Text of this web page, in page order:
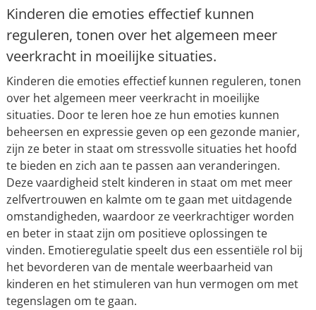
Kinderen die emoties effectief kunnen
reguleren, tonen over het algemeen meer
veerkracht in moeilijke situaties.
Kinderen die emoties effectief kunnen reguleren, tonen
over het algemeen meer veerkracht in moeilijke
situaties. Door te leren hoe ze hun emoties kunnen
beheersen en expressie geven op een gezonde manier,
zijn ze beter in staat om stressvolle situaties het hoofd
te bieden en zich aan te passen aan veranderingen.
Deze vaardigheid stelt kinderen in staat om met meer
zelfvertrouwen en kalmte om te gaan met uitdagende
omstandigheden, waardoor ze veerkrachtiger worden
en beter in staat zijn om positieve oplossingen te
vinden. Emotieregulatie speelt dus een essentiële rol bij
het bevorderen van de mentale weerbaarheid van
kinderen en het stimuleren van hun vermogen om met
tegenslagen om te gaan.